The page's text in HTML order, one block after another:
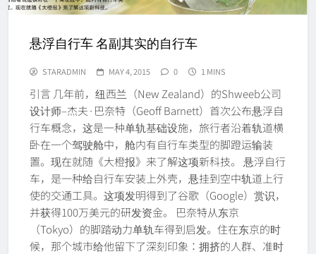
悬浮自行车 名副其实的自行车
STARADMIN MAY 4, 2015 0 1 MINS
引言 几年前，纽西兰（New Zealand）的Shweeb公司
设计师–杰夫·巴奈特（Geoff Barnett）首次公布悬浮自
行车概念，这是一种单轨基础设施，旅行者沿着轨道横
卧在一个驾驶舱中，舱内有自行车类型的脚蹬运输装
置。现在就随《大橙报》来了解这项新科技。 悬浮自行
车，是一种给自行车安装上外壳，悬挂到空中轨道上行
使的交通工具。这项发明得到了谷歌（Google）赏识，
并获得100万美元的研发资金。 巴奈特从东京
（Tokyo）的脚踏动力单轨车得到启发。住在东京的时
候，那个城市给他留下了深刻印象：拥挤的人群、准时